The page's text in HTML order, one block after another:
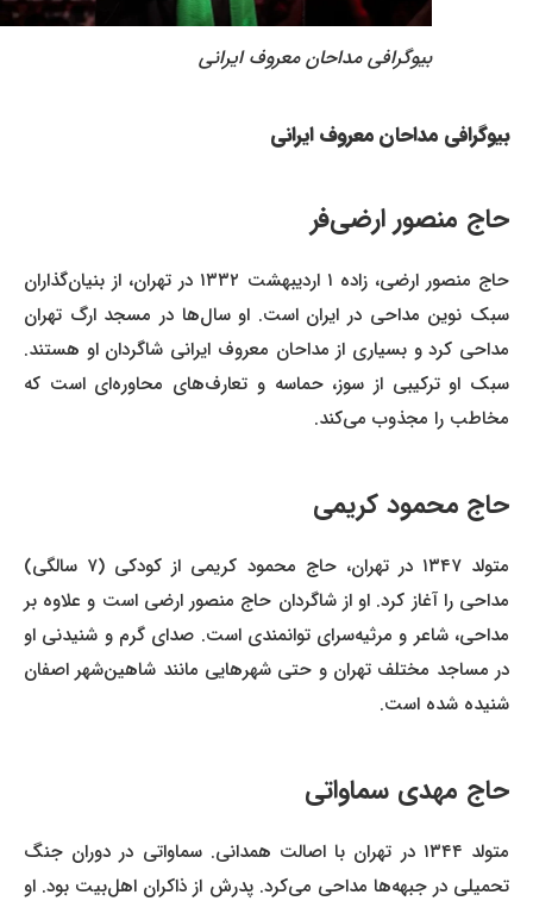
بیوگرافی مداحان معروف ایرانی
بیوگرافی مداحان معروف ایرانی
حاج منصور ارضی‌فر
حاج منصور ارضی، زاده ۱ اردیبهشت ۱۳۳۲ در تهران، از بنیان‌گذاران
سبک نوین مداحی در ایران است. او سال‌ها در مسجد ارگ تهران
مداحی کرد و بسیاری از مداحان معروف ایرانی شاگردان او هستند.
سبک او ترکیبی از سوز، حماسه و تعارف‌های محاوره‌ای است که
مخاطب را مجذوب می‌کند.
حاج محمود کریمی
متولد ۱۳۴۷ در تهران، حاج محمود کریمی از کودکی (۷ سالگی)
مداحی را آغاز کرد. او از شاگردان حاج منصور ارضی است و علاوه بر
مداحی، شاعر و مرثیه‌سرای توانمندی است. صدای گرم و شنیدنی او
در مساجد مختلف تهران و حتی شهرهایی مانند شاهین‌شهر اصفان
شنیده شده است.
حاج مهدی سماواتی
متولد ۱۳۴۴ در تهران با اصالت همدانی. سماواتی در دوران جنگ
تحمیلی در جبهه‌ها مداحی می‌کرد. پدرش از ذاکران اهل‌بیت بود. او